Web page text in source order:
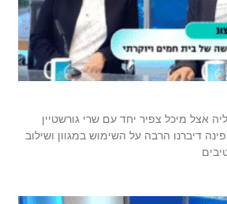
אצל מיכל צפיר יחד עם שרי גורשטיין
דיברנו הרבה על השימוש במגוון ושילוב